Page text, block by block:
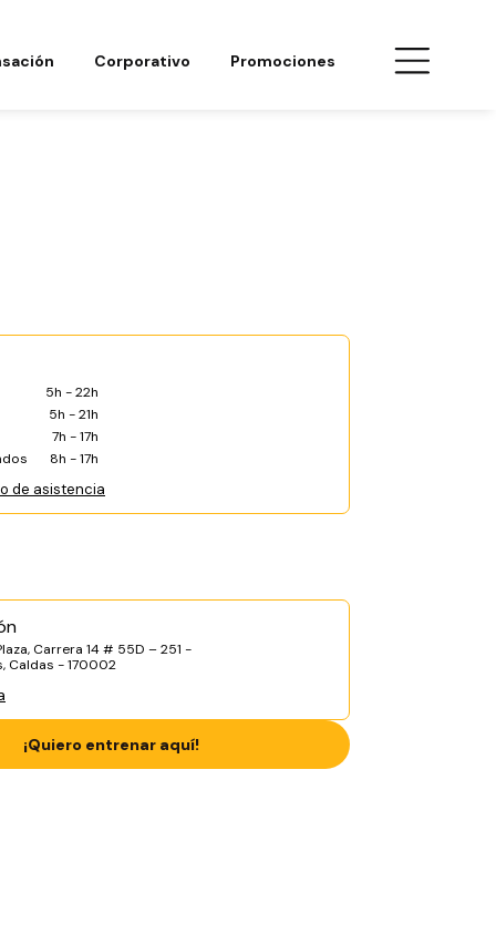
Corporativo Promociones
5h - 22h
5h - 21h
7h - 17h
8h - 17h
de asistencia
Carrera 14 # 55D – 251 -
Caldas - 170002
¡Quiero entrenar aquí!